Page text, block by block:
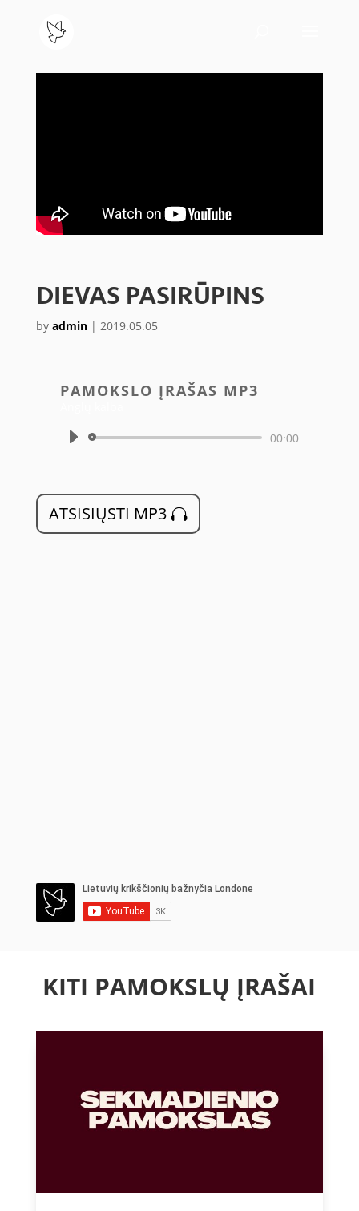
DIEVAS PASIRŪPINS
by admin| 2019.05.05
PAMOKSLO ĮRAŠAS MP3
Audio
00:00
ATSISIŲSTI MP3
KITI PAMOKSLŲ ĮRAŠAI